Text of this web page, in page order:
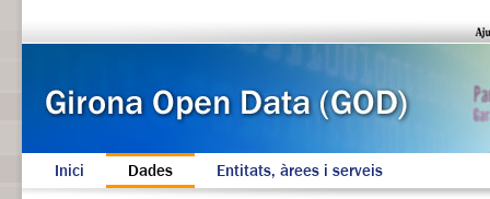
Inici Dades Entitats, àrees i serveis